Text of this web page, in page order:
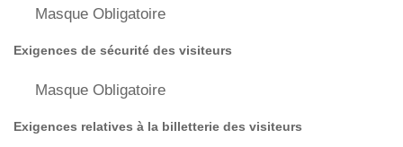
Masque Obligatoire
Exigences de sécurité des visiteurs
Masque Obligatoire
Exigences relatives à la billetterie des visiteurs